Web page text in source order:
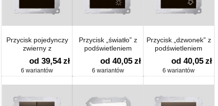
Przycisk pojedynczy
zwierny z
podświetleniem bez
piktogramu (moduł) 10
AX
od 39,54 zł
6 wariantów
Przycisk „światło” z
podświetleniem
(moduł) 10 AX
od 40,05 zł
6 wariantów
Przycisk „dzwonek” z
podświetleniem
(moduł) 10 AX
od 40,05 zł
6 wariantów